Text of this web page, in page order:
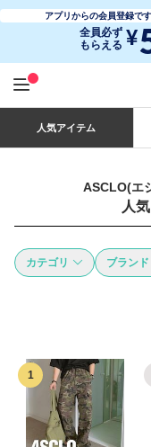
アプリからの会員登録で
全員必ず
もらえる ¥
人気アイテム
ASCLO(エ
人
カテゴリ ブランド
1